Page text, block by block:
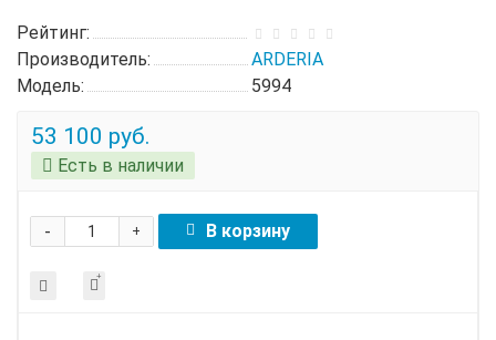
Рейтинг:
Производитель:
ARDERIA
Модель:
5994
53 100 руб.
Есть в наличии
+
- В корзину